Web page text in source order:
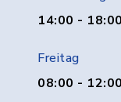
14:00 -
Freitag
08:00 -